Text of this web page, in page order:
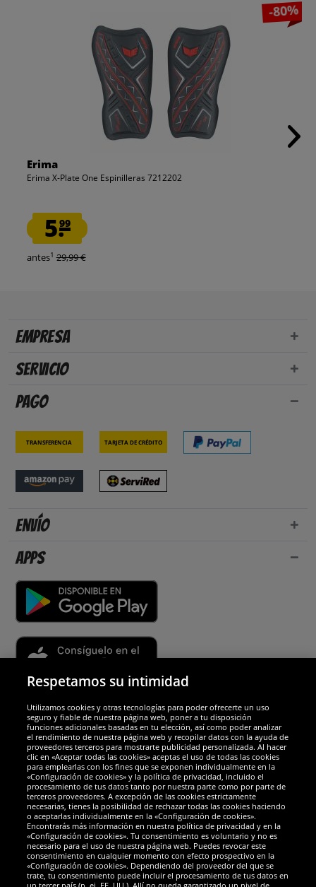
-80%
Erima
Erima X-Plate One Espinilleras 7212202
5.99
antes1 29,99 €
Empresa
Servicio
Pago
Transferencia Tarjeta de crédito
Envío
Apps
Socios y seguridad
Galardones
Respetamos su intimidad
Utilizamos cookies y otras tecnologías para poder ofrecerte un uso
seguro y fiable de nuestra página web, poner a tu disposición
funciones adicionales basadas en tu elección, así como poder analizar
el rendimiento de nuestra página web y recopilar datos con la ayuda de
proveedores terceros para mostrarte publicidad personalizada. Al hacer
clic en «Aceptar todas las cookies» aceptas el uso de todas las cookies
para emplearlas con los fines que se exponen individualmente en la
«Configuración de cookies» y la política de privacidad, incluido el
procesamiento de tus datos tanto por nuestra parte como por parte de
terceros proveedores. A excepción de las cookies estrictamente
necesarias, tienes la posibilidad de rechazar todas las cookies haciendo
o aceptarlas individualmente en la «Configuración de cookies».
Encontrarás más información en nuestra política de privacidad y en la
«Configuración de cookies». Tu consentimiento es voluntario y no es
necesario para el uso de nuestra página web. Puedes revocar este
consentimiento en cualquier momento con efecto prospectivo en la
«Configuración de cookies». Dependiendo del proveedor del que se
trate, tu consentimiento puede incluir el procesamiento de tus datos en